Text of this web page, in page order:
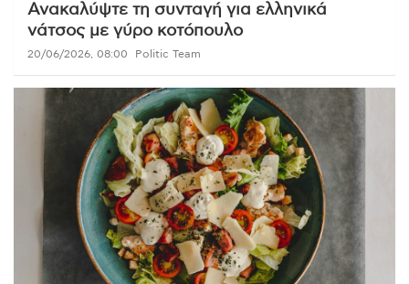
Ανακαλύψτε τη συνταγή για ελληνικά
νάτσος με γύρο κοτόπουλο
20/06/2026, 08:00 Politic Team